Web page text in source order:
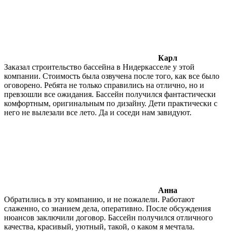
Карл
Заказал строительство бассейна в Нидеркасселе у этой
компании. Стоимость была озвучена после того, как все было
оговорено. Ребята не только справились на отлично, но и
превзошли все ожидания. Бассейн получился фантастически
комфортным, оригинальным по дизайну. Дети практически с
него не вылезали все лето. Да и соседи нам завидуют.
Анна
Обратились в эту компанию, и не пожалели. Работают
слаженно, со знанием дела, оперативно. После обсуждения
нюансов заключили договор. Бассейн получился отличного
качества, красивый, уютный, такой, о каком я мечтала.